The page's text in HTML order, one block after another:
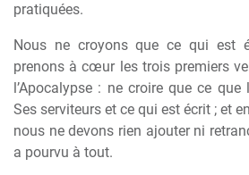
pratiquées.
Nous ne croyons que ce qui est
prenons à cœur les trois premiers
l’Apocalypse : ne croire que ce
Ses serviteurs et ce qui est écrit ; et
nous ne devons rien ajouter ni
a pourvu à tout.